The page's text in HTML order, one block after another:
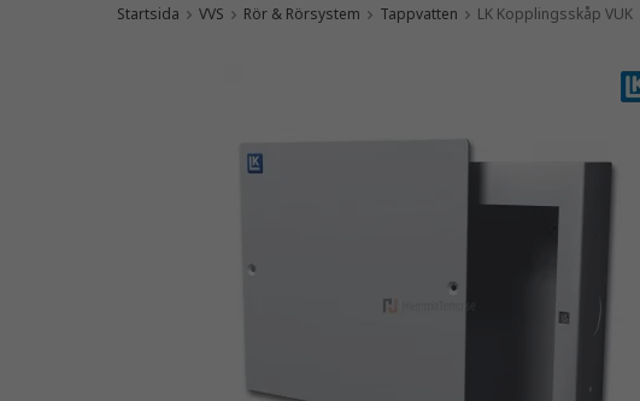
Startsida VVS Rör & Rörsystem Tappvatten LK Kopplingsskåp VUK